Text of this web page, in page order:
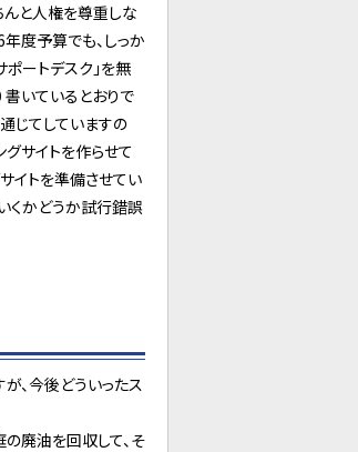
んと人権を尊重しな
度予算でも、しっか
ートデスク」を無
いているとおりで
じてしていますの
サイトを作らせて
イトを準備させてい
くかどうか試行錯誤
、今後どういったス
廃油を回収して、そ